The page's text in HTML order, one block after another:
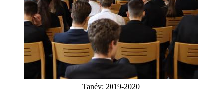
Tanév: 2019-2020